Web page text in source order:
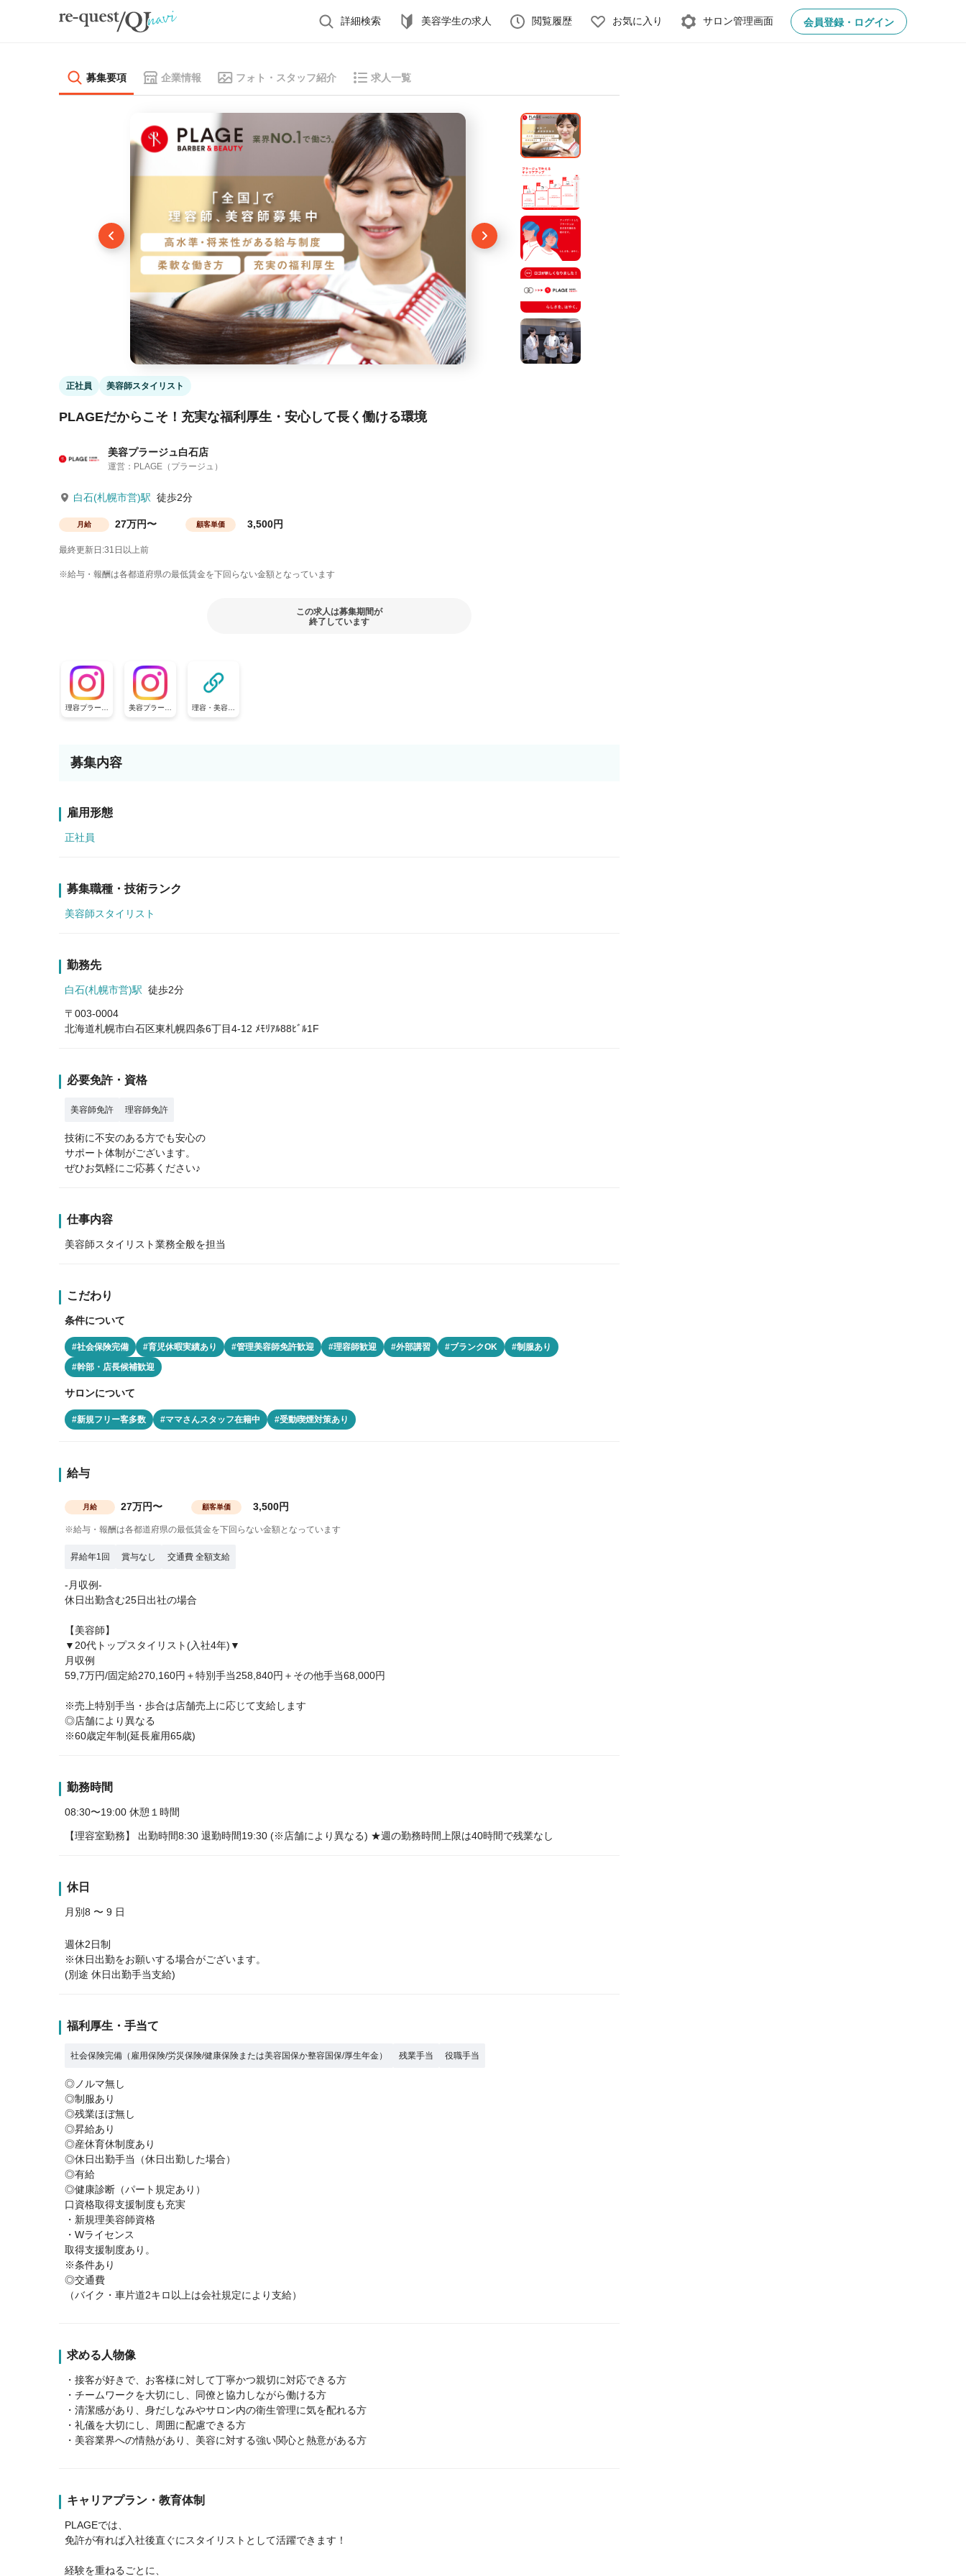
詳細検索 美容学生の求人 閲覧履歴 お気に入り サロン管理画面 会員登録・ログイン
募集要項 企業情報 フォト・スタッフ紹介 求人一覧
正社員 美容師スタイリスト
PLAGEだからこそ！充実な福利厚生・安心して長く働ける環境
美容プラージュ白石店
運営：PLAGE（プラージュ）
白石(札幌市営)駅 徒歩2分
月給 27万円〜 顧客単価 3,500円
最終更新日:31日以上前
※給与・報酬は各都道府県の最低賃金を下回らない金額となっています
この求人は募集期間が
終了しています
理容プラージ
ュ【公式採用
美容プラージ
ュ【公式採用
理容・美容プ
ラージュ【公
募集内容
雇用形態
正社員
募集職種・技術ランク
美容師スタイリスト
勤務先
白石(札幌市営)駅 徒歩2分
〒003-0004
北海道札幌市白石区東札幌四条6丁目4-12 ﾒﾓﾘｱﾙ88ﾋﾞﾙ1F
必要免許・資格
美容師免許 理容師免許
技術に不安のある方でも安心の
サポート体制がございます。
ぜひお気軽にご応募ください♪
仕事内容
美容師スタイリスト業務全般を担当
こだわり
条件について
#社会保険完備 #育児休暇実績あり #管理美容師免許歓迎 #理容師歓迎 #外部講習 #ブランクOK
#制服あり
#幹部・店長候補歓迎
サロンについて
#新規フリー客多数 #ママさんスタッフ在籍中 #受動喫煙対策あり
給与
月給 27万円〜 顧客単価 3,500円
※給与・報酬は各都道府県の最低賃金を下回らない金額となっています
昇給年1回 賞与なし 交通費 全額支給
-月収例-
休日出勤含む25日出社の場合
【美容師】
▼20代トップスタイリスト(入社4年)▼
月収例
59,7万円/固定給270,160円＋特別手当258,840円＋その他手当68,000円
※売上特別手当・歩合は店舗売上に応じて支給します
◎店舗により異なる
※60歳定年制(延長雇用65歳)
勤務時間
08:30〜19:00 休憩１時間
【理容室勤務】 出勤時間8:30 退勤時間19:30 (※店舗により異なる) ★週の勤務時間上限は40時間で残業なし
休日
月別8 〜 9 日
週休2日制
※休日出勤をお願いする場合がございます。
(別途 休日出勤手当支給)
福利厚生・手当て
社会保険完備（雇用保険/労災保険/健康保険または美容国保か整容国保/厚生年金） 残業手当 役職手当
◎ノルマ無し
◎制服あり
◎残業ほぼ無し
◎昇給あり
◎産休育休制度あり
◎休日出勤手当（休日出勤した場合）
◎有給
◎健康診断（パート規定あり）
口資格取得支援制度も充実
・新規理美容師資格
・Wライセンス
取得支援制度あり。
※条件あり
◎交通費
（バイク・車片道2キロ以上は会社規定により支給）
求める人物像
・接客が好きで、お客様に対して丁寧かつ親切に対応できる方
・チームワークを大切にし、同僚と協力しながら働ける方
・清潔感があり、身だしなみやサロン内の衛生管理に気を配れる方
・礼儀を大切にし、周囲に配慮できる方
・美容業界への情熱があり、美容に対する強い関心と熱意がある方
キャリアプラン・教育体制
PLAGEでは、
免許が有れば入社後直ぐにスタイリストとして活躍できます！
経験を重ねるごとに、